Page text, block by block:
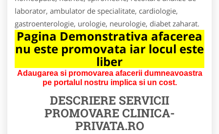
laborator, ambulator de specialitate, cardiologie,
gastroenterologie, urologie, neurologie, diabet zaharat.
Pagina Demonstrativa afacerea
nu este promovata iar locul este
liber
Adaugarea si promovarea afacerii dumneavoastra
pe portalul nostru implica si un cost.
DESCRIERE SERVICII
PROMOVARECLINICA-
PRIVATA.RO